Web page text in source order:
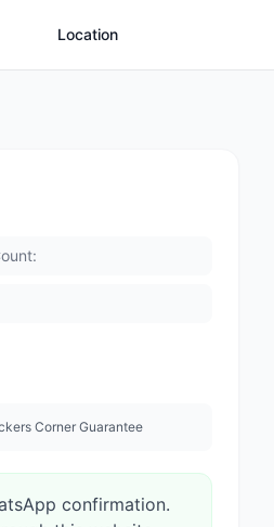
Location
Corner Guarantee
confirmation.